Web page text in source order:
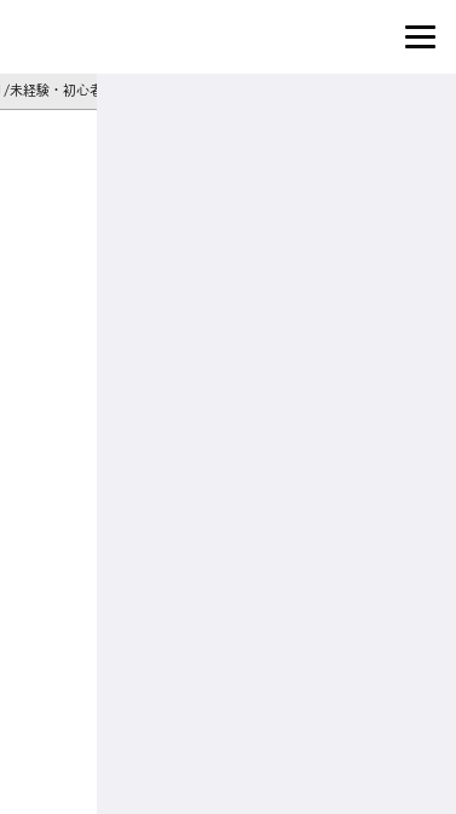
経験・初心者OK/パチンコ・スロット店スタッフ